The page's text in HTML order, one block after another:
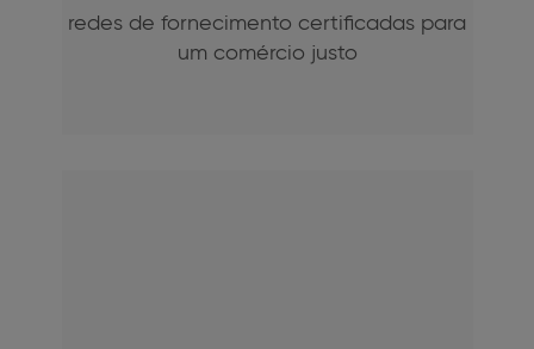
redes de fornecimento certificadas para
um comércio justo